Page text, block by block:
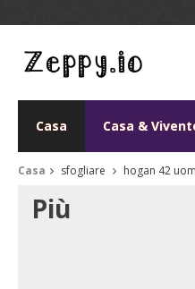
Casa Casa &
Casa sfogliare hogan 42
Più